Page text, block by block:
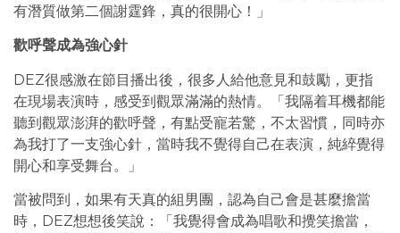
有潛質做第二個謝霆鋒，真的很開心！」
歡呼聲成為強心針
DEZ很感激在節目播出後，很多人給他意見和鼓勵，更指
在現場表演時，感受到觀眾滿滿的熱情。「我隔着耳機都能
聽到觀眾澎湃的歡呼聲，有點受寵若驚，不太習慣，同時亦
為我打了一支強心針，當時我不覺得自己在表演，純綷覺得
開心和享受舞台。」
當被問到，如果有天真的組男團，認為自己會是甚麼擔當
時，DEZ想想後笑說：「我覺得會成為唱歌和攪笑擔當，